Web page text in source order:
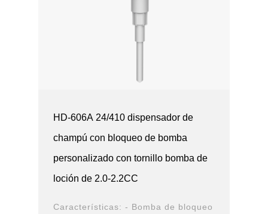
HD-606A 24/410 dispensador de
champú con bloqueo de bomba
personalizado con tornillo bomba de
loción de 2.0-2.2CC
Características: - Bomba de bloqueo